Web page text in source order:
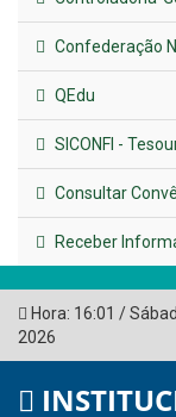
Confederação
QEdu
SICONFI -
Consultar
Receber
Hora: 16:01 /
2026